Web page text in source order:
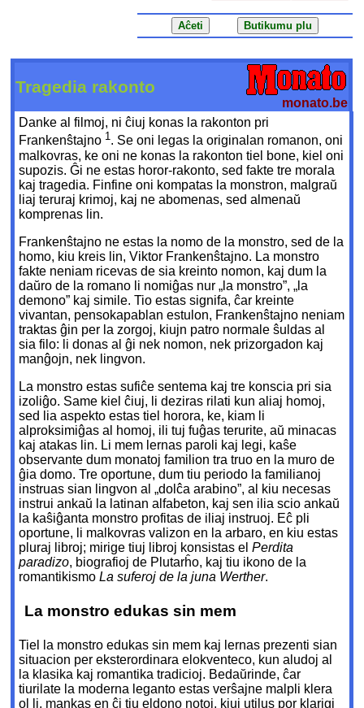
Tragedia rakonto
monato.be
Danke al filmoj, ni ĉiuj konas la rakonton pri
Frankenŝtajno 1. Se oni legas la originalan romanon, oni
malkovras, ke oni ne konas la rakonton tiel bone, kiel oni
supozis. Ĝi ne estas horor-rakonto, sed fakte tre morala
kaj tragedia. Finfine oni kompatas la monstron, malgraŭ
liaj teruraj krimoj, kaj ne abomenas, sed almenaŭ
komprenas lin.
Frankenŝtajno ne estas la nomo de la monstro, sed de la
homo, kiu kreis lin, Viktor Frankenŝtajno. La monstro
fakte neniam ricevas de sia kreinto nomon, kaj dum la
daŭro de la romano li nomiĝas nur „la monstro”, „la
demono” kaj simile. Tio estas signifa, ĉar kreinte
vivantan, pensokapablan estulon, Frankenŝtajno neniam
traktas ĝin per la zorgoj, kiujn patro normale ŝuldas al
sia filo: li donas al ĝi nek nomon, nek prizorgadon kaj
manĝojn, nek lingvon.
La monstro estas sufiĉe sentema kaj tre konscia pri sia
izoliĝo. Same kiel ĉiuj, li deziras rilati kun aliaj homoj,
sed lia aspekto estas tiel horora, ke, kiam li
alproksimiĝas al homoj, ili tuj fuĝas terurite, aŭ minacas
kaj atakas lin. Li mem lernas paroli kaj legi, kaŝe
observante dum monatoj familion tra truo en la muro de
ĝia domo. Tre oportune, dum tiu periodo la familianoj
instruas sian lingvon al „dolĉa arabino”, al kiu necesas
instrui ankaŭ la latinan alfabeton, kaj sen ilia scio ankaŭ
la kaŝiĝanta monstro profitas de iliaj instruoj. Eĉ pli
oportune, li malkovras valizon en la arbaro, en kiu estas
pluraj libroj; mirige tiuj libroj konsistas elPerdita
paradizo, biografioj de Plutarĥo, kaj tiu ikono de la
romantikismoLa suferoj de la juna Werther.
La monstro edukas sin mem
Tiel la monstro edukas sin mem kaj lernas prezenti sian
situacion per eksterordinara elokventeco, kun aludoj al
la klasika kaj romantika tradicioj. Bedaŭrinde, ĉar
tiurilate la moderna leganto estas verŝajne malpli klera
ol li, mankas en ĉi tiu eldono notoj, kiuj utilus por klarigi